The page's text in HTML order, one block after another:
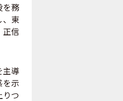
を務
、東
正信
主導
を示
りつ